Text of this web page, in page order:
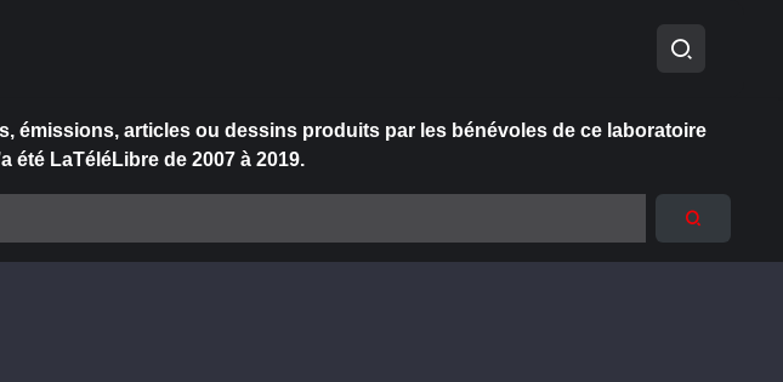
émissions, articles ou dessins produits par les bénévoles de ce laboratoire
été LaTéléLibre de 2007 à 2019.